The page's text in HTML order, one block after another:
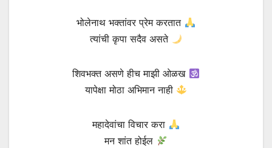
भोलेनाथ भक्तांवर प्रेम करतात
त्यांची कृपा सदैव असते
शिवभक्त असणे हीच माझी ओळख
यापेक्षा मोठा अभिमान नाही
महादेवांचा विचार करा
मन शांत होईल